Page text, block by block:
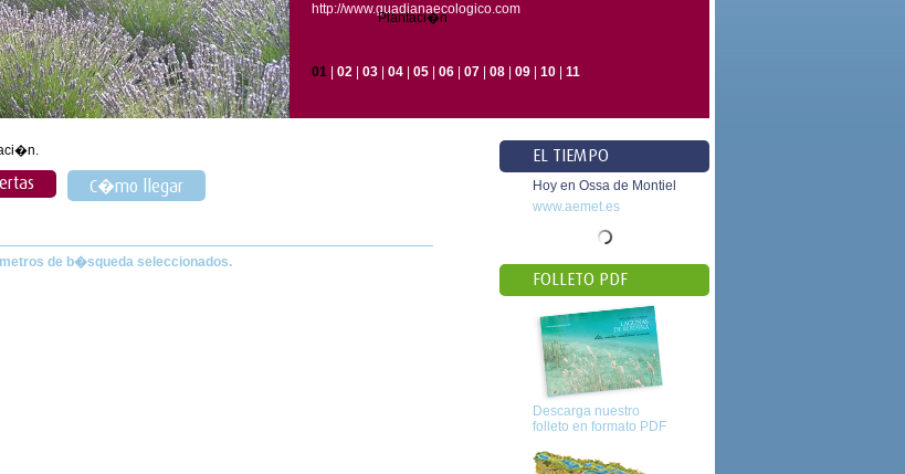
01 02 03 04 05 06 07 08 09 10 11
Plantaci�n
http://www.guadianaecologico.com
EL TIEMPO
Hoy en Ossa de Montiel
www.aemet.es
FOLLETO PDF
Descarga nuestro
folleto en formato PDF
C�mo llegar
de b�squeda seleccionados.